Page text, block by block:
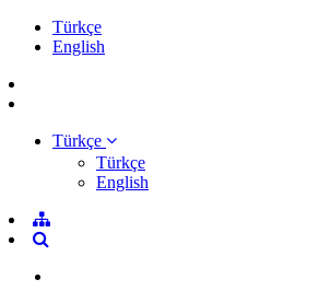
Türkçe
English
Türkçe
Türkçe
English